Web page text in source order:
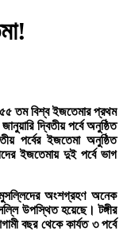
৫৫ তম বিশ্ব ইজতেমার প্রথম
দ্বিতীয় পর্বে অনুষ্ঠিত
পর্বের ইজতেমা অনুষ্ঠিত
ইজতেমায় দুই পর্বে ভাগ
অংশগ্রহণ অনেক
উপস্থিত হয়েছে। টঙ্গীর
বছর থেকে কার্যত ৩ পর্বে